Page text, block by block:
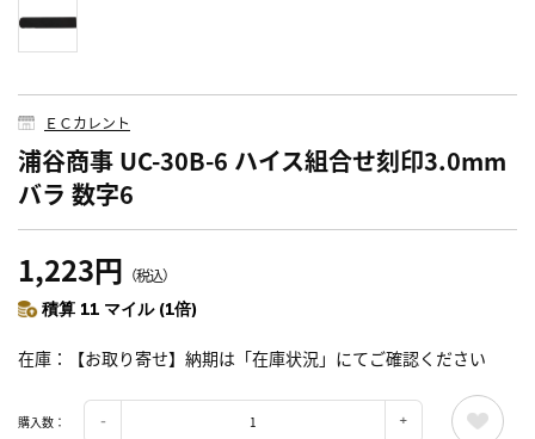
ＥＣカレント
浦谷商事 UC-30B-6 ハイス組合せ刻印3.0mm
バラ 数字6
1,223円 （税込）
積算 11 マイル (1倍)
在庫 【お取り寄せ】納期は「在庫状況」にてご確認ください
購入数：